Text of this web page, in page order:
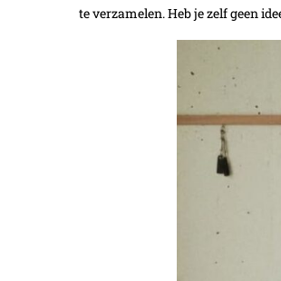
te verzamelen. Heb je zelf geen